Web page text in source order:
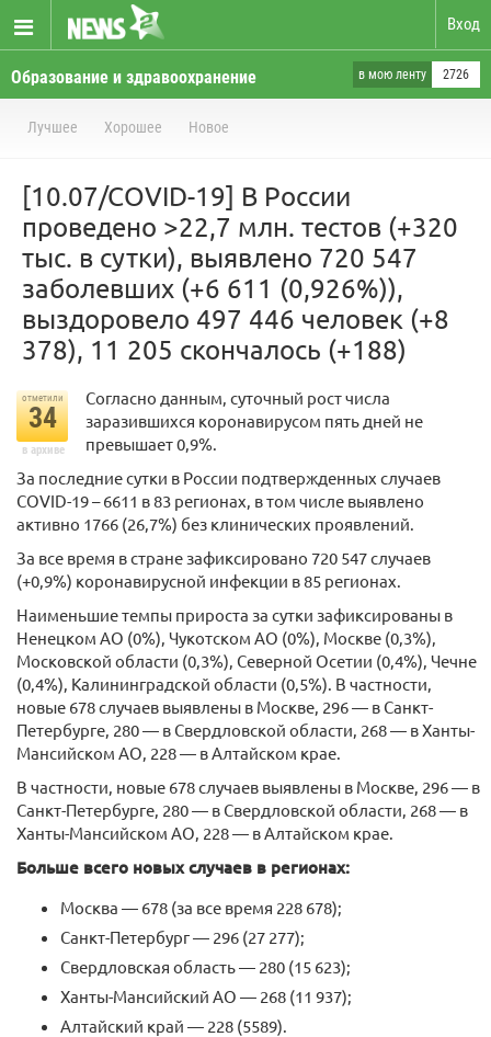
Вход
Образование и здравоохранение в мою ленту 2726
Лучшее Хорошее Новое
[10.07/COVID-19] В России
проведено >22,7 млн. тестов (+320
тыс. в сутки), выявлено 720 547
заболевших (+6 611 (0,926%)),
выздоровело 497 446 человек (+8
378), 11 205 скончалось (+188)
отметили
34
в архиве
Согласно данным, суточный рост числа
заразившихся коронавирусом пять дней не
превышает 0,9%.
За последние сутки в России подтвержденных случаев
COVID-19 – 6611 в 83 регионах, в том числе выявлено
активно 1766 (26,7%) без клинических проявлений.
За все время в стране зафиксировано 720 547 случаев
(+0,9%) коронавирусной инфекции в 85 регионах.
Наименьшие темпы прироста за сутки зафиксированы в
Ненецком АО (0%), Чукотском АО (0%), Москве (0,3%),
Московской области (0,3%), Северной Осетии (0,4%), Чечне
(0,4%), Калининградской области (0,5%). В частности,
новые 678 случаев выявлены в Москве, 296 — в Санкт-
Петербурге, 280 — в Свердловской области, 268 — в Ханты-
Мансийском АО, 228 — в Алтайском крае.
В частности, новые 678 случаев выявлены в Москве, 296 — в
Санкт-Петербурге, 280 — в Свердловской области, 268 — в
Ханты-Мансийском АО, 228 — в Алтайском крае.
Больше всего новых случаев в регионах:
Москва — 678 (за все время 228 678);
Санкт-Петербург — 296 (27 277);
Свердловская область — 280 (15 623);
Ханты-Мансийский АО — 268 (11 937);
Алтайский край — 228 (5589).